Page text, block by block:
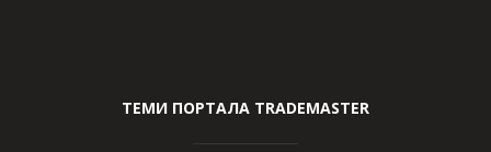
ТЕМИ ПОРТАЛА TRADEMASTER